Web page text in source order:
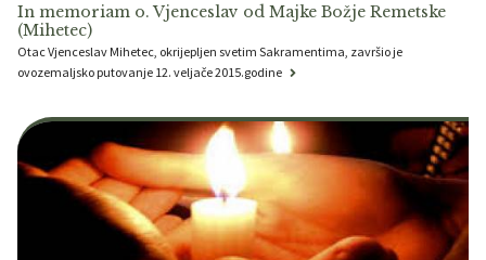
In memoriam o. Vjenceslav od Majke Božje Remetske
(Mihetec)
Otac Vjenceslav Mihetec, okrijepljen svetim Sakramentima, završio je
ovozemaljsko putovanje 12. veljače 2015.godine